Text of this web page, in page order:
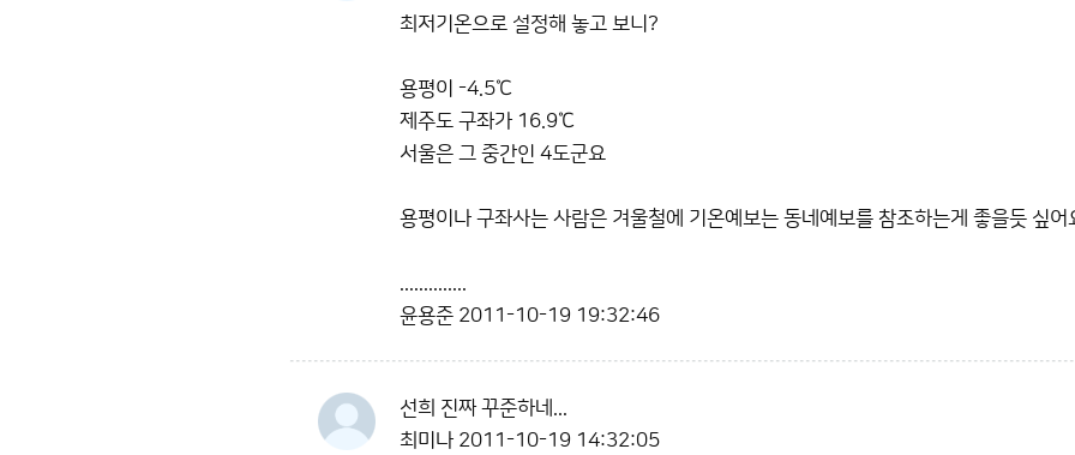
최저기온으로 설정해 놓고 보니?
용평이 -4.5℃
제주도 구좌가 16.9℃
서울은 그 중간인 4도군요
용평이나 구좌사는 사람은 겨울철에 기온예보는 동네예보를 참조하는게 좋을듯 싶어
..............
윤용준 2011-10-19 19:32:46
선희 진짜 꾸준하네...
최미나 2011-10-19 14:32:05